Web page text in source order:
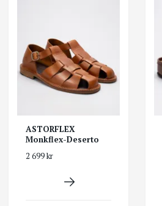
ASTORFLEX
Monkflex-Deserto
2 699 kr